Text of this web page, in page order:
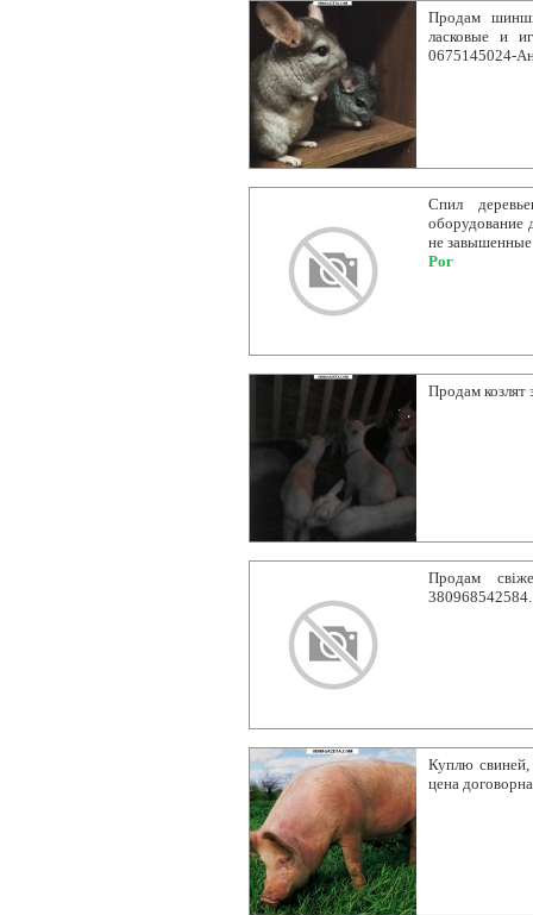
Продам
ласковые и
0675145024-
Спил
оборудование
не
Рог
Продам
Продам
Куплю
цена